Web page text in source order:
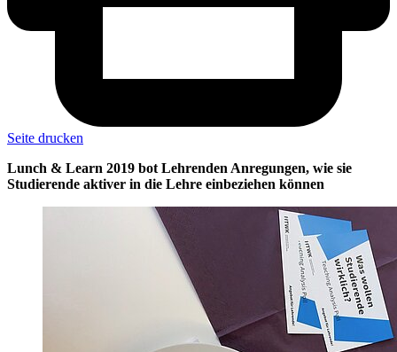
Seite drucken
Lunch & Learn 2019 bot Lehrenden Anregungen, wie sie
Studierende aktiver in die Lehre einbeziehen können